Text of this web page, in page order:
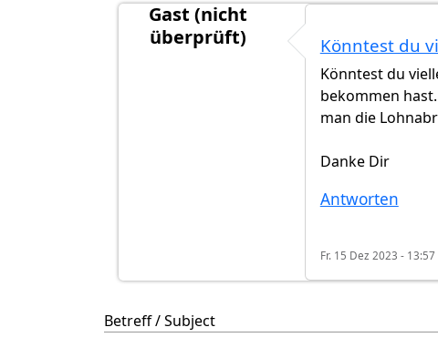
Gast (nicht
überprüft)
Nov 2021 Rückmeldungvon
Könntest du
Könntest du
bekommen
man die
Danke Dir
Antworten
Fr. 15 Dez 2023 - 13:57
Betreff / Subject